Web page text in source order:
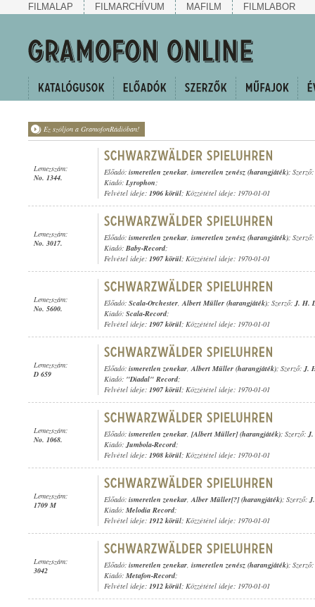
FILMALAP FILMARCHÍVUM MAFILM FILMLABOR
Ez szóljon a GramofonRádióban!
Lemezszám:
No. 1344.
Előadó: ismeretlen zenekar, ismeretlen zenész (harangjáték); Szerző:
Kiadó: Lyrophon;
Felvétel ideje: 1906 körül; Közzététel ideje: 1970-01-01
Lemezszám:
No. 3017.
Előadó: ismeretlen zenekar, ismeretlen zenész (harangjáték); Szerző:
Kiadó: Baby-Record;
Felvétel ideje: 1907 körül; Közzététel ideje: 1970-01-01
Lemezszám:
No. 5600.
Előadó: Scala-Orchester,Albert Müller (harangjáték); Szerző:J. H.
Kiadó: Scala-Record;
Felvétel ideje: 1907 körül; Közzététel ideje: 1970-01-01
Lemezszám:
D 659
Előadó: ismeretlen zenekar,Albert Müller (harangjáték); Szerző:J.
Kiadó: "Diadal" Record;
Felvétel ideje: 1907 körül; Közzététel ideje: 1970-01-01
Lemezszám:
No. 1068.
Előadó: ismeretlen zenekar, [Albert Müller] (harangjáték); Szerző:J.
Kiadó:Jumbola-Record;
Felvétel ideje: 1908 körül; Közzététel ideje: 1970-01-01
Lemezszám:
1709 M
Előadó: ismeretlen zenekar,Alber Müller[?] (harangjáték); Szerző:
Kiadó: Melodia Record;
Felvétel ideje: 1912 körül; Közzététel ideje: 1970-01-01
Lemezszám:
3042
Előadó: ismeretlen zenekar, ismeretlen zenész (harangjáték); Szerző:
Kiadó: Metafon-Record;
Felvétel ideje: 1912 körül; Közzététel ideje: 1970-01-01